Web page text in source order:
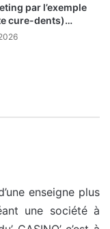
par l’exemple
cure-dents)…
enseigne plus
une société à